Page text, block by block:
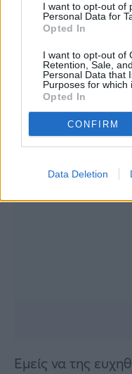
I want to opt-out of
Personal Data for
Opted In
I want to opt-out of
Retention, Sale,
Personal Data that
Purposes for which
Opted In
CONFIRM
Data Deletion
Εμείς να της